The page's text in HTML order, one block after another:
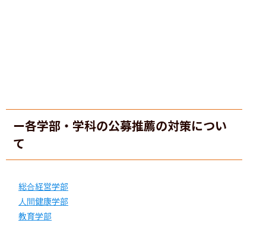
ー各学部・学科の公募推薦の対策につい
て
総合経営学部
人間健康学部
教育学部